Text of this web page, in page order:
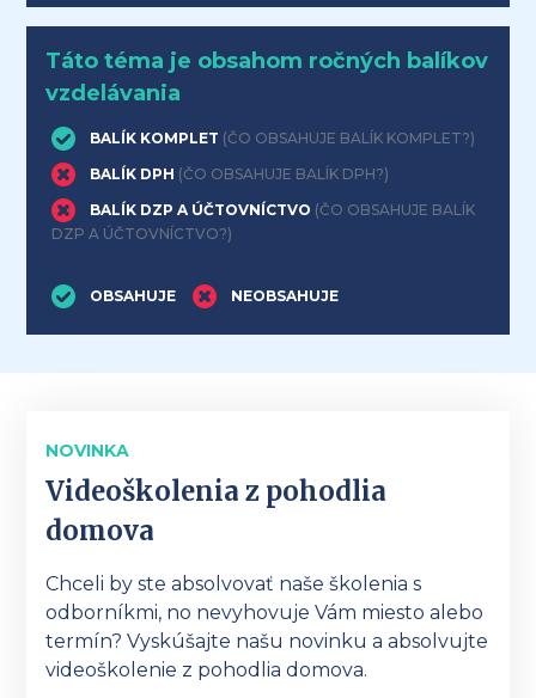
Táto téma je obsahom ročných balíkov
vzdelávania
BALÍK KOMPLET (ČO OBSAHUJE BALÍK KOMPLET?)
BALÍK DPH (ČO OBSAHUJE BALÍK DPH?)
BALÍK DZP A ÚČTOVNÍCTVO (ČO OBSAHUJE BALÍK
DZP A ÚČTOVNÍCTVO?)
OBSAHUJE NEOBSAHUJE
NOVINKA
Videoškolenia z pohodlia
domova
Chceli by ste absolvovať naše školenia s
odborníkmi, no nevyhovuje Vám miesto alebo
termín? Vyskúšajte našu novinku a absolvujte
videoškolenie z pohodlia domova.